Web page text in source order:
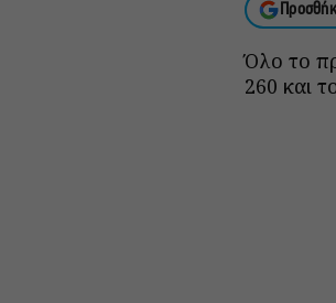
Όλο το
260 και